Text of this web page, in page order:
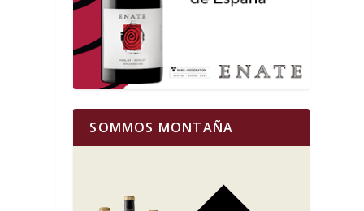
SOMMOS MONTAÑA